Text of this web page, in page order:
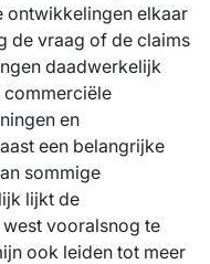
ontwikkelingen elkaar
de vraag of de claims
daadwerkelijk
commerciële
en
een belangrijke
sommige
lijkt de
vooralsnog te
ook leiden tot meer